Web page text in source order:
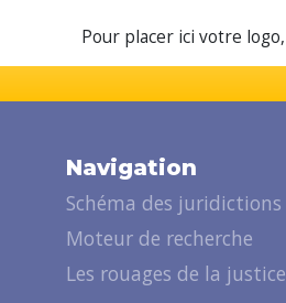
Pour placer ici votre logo,
Navigation
Schéma des juridictions
Moteur de recherche
Les rouages de la justice